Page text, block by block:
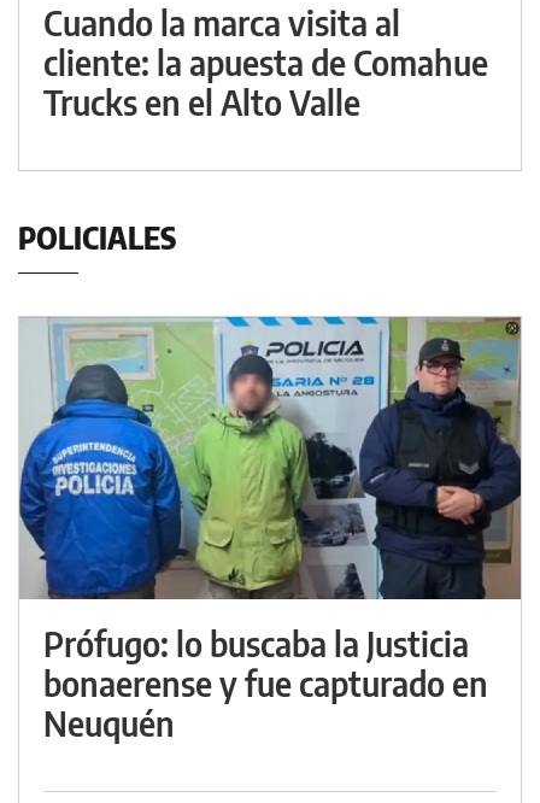
Cuando la marca visita al
cliente: la apuesta de Comahue
Trucks en el Alto Valle
POLICIALES
Prófugo: lo buscaba la Justicia
bonaerense y fue capturado en
Neuquén